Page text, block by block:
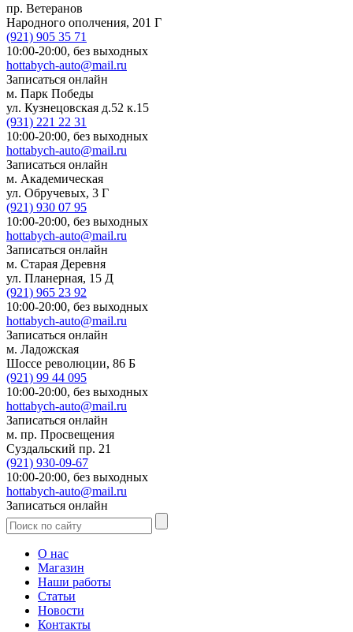
пр. Ветеранов
Народного ополчения, 201 Г
(921) 905 35 71
10:00-20:00, без выходных
hottabych-auto@mail.ru
Записаться онлайн
м. Парк Победы
ул. Кузнецовская д.52 к.15
(931) 221 22 31
10:00-20:00, без выходных
hottabych-auto@mail.ru
Записаться онлайн
м. Академическая
ул. Обручевых, 3 Г
(921) 930 07 95
10:00-20:00, без выходных
hottabych-auto@mail.ru
Записаться онлайн
м. Старая Деревня
ул. Планерная, 15 Д
(921) 965 23 92
10:00-20:00, без выходных
hottabych-auto@mail.ru
Записаться онлайн
м. Ладожская
Шоссе революции, 86 Б
(921) 99 44 095
10:00-20:00, без выходных
hottabych-auto@mail.ru
Записаться онлайн
м. пр. Просвещения
Суздальский пр. 21
(921) 930-09-67
10:00-20:00, без выходных
hottabych-auto@mail.ru
Записаться онлайн
О нас
Магазин
Наши работы
Статьи
Новости
Контакты